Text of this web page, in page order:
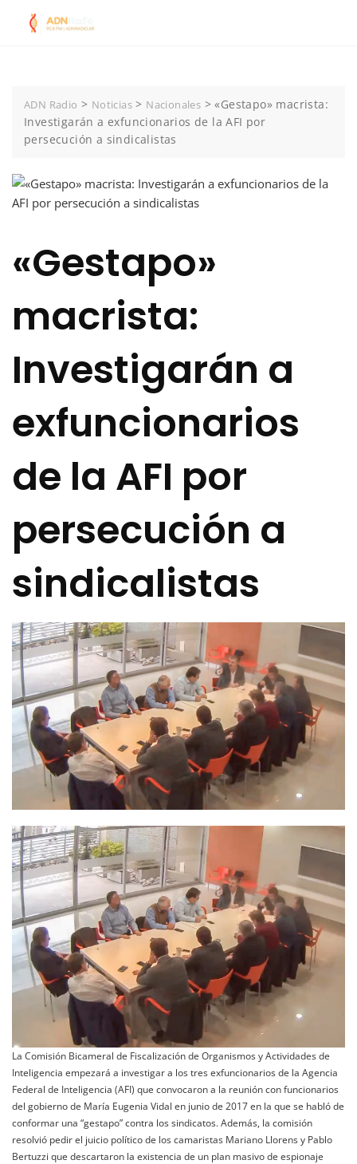
ADN Radio > Noticias > Nacionales >«Gestapo» macrista:
Investigarán a exfuncionarios de la AFI por
persecución a sindicalistas
«Gestapo»
macrista:
Investigarán a
exfuncionarios
de la AFI por
persecución a
sindicalistas
La Comisión Bicameral de Fiscalización de Organismos y Actividades de
Inteligencia empezará a investigar a los tres exfuncionarios de la Agencia
Federal de Inteligencia (AFI) que convocaron a la reunión con funcionarios
del gobierno de María Eugenia Vidal en junio de 2017 en la que se habló de
conformar una “gestapo” contra los sindicatos. Además, la comisión
resolvió pedir el juicio político de los camaristas Mariano Llorens y Pablo
Bertuzzi que descartaron la existencia de un plan masivo de espionaje